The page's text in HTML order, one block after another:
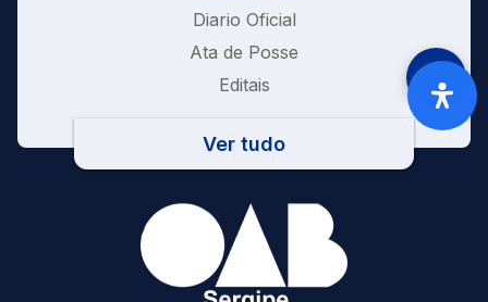
Diario Oficial
Ata de Posse
Editais
Ver tudo